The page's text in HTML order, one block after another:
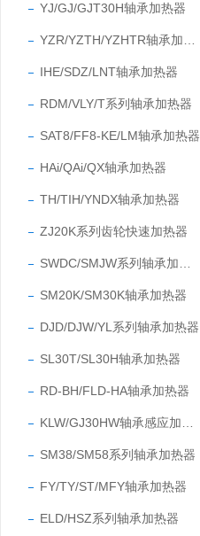
YJ/GJ/GJT30H轴承加热器
IHE/SDZ/LNT轴承加热器
RDM/VLY/T系列轴承加热器
SAT8/FF8-KE/LM轴承加热器
HAi/QAi/QX轴承加热器
TH/TIH/YNDX轴承加热器
ZJ20K系列齿轮快速加热器
SM20K/SM30K轴承加热器
DJD/DJW/YL系列轴承加热器
SL30T/SL30H轴承加热器
RD-BH/FLD-HA轴承加热器
SM38/SM58系列轴承加热器
FY/TY/ST/MFY轴承加热器
ELD/HSZ系列轴承加热器